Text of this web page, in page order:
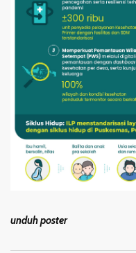
unduh poster